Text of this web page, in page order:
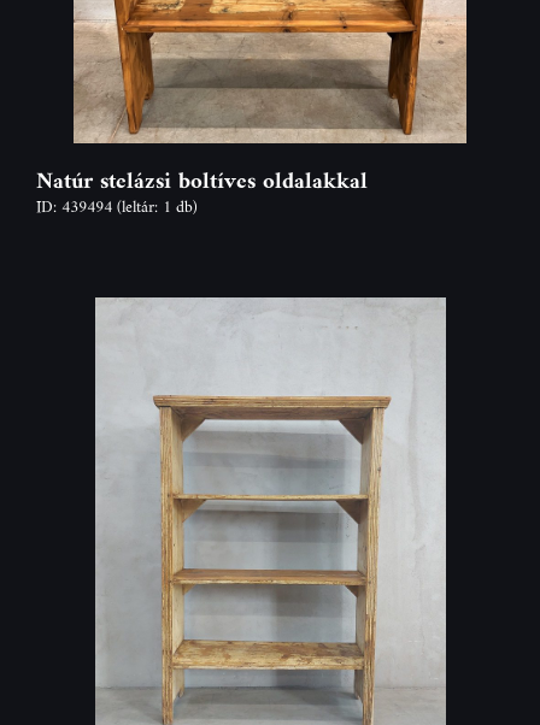
Natúr stelázsi boltíves oldalakkal
ID: 439494(leltár: 1 db)